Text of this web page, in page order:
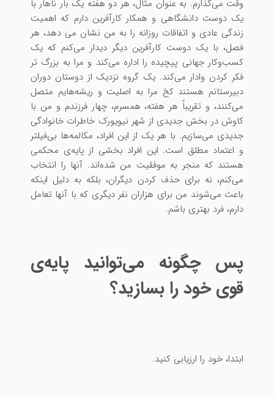
وقت می‌گذارم. به عنوان مثال، هر دو هفته یک بار ناهار با
یک دوست دانشگاهی و همکار کارآفرین دارم که اهمیت
زندگی عادی و اتفاقات روزانه را به من نشان می دهد، هر
فصل، با یک دوست کارآفرین دیگر دیدار می‌کنم که یک
کسب‌وکار جهانی پیچیده را اداره می‌کند و مرا به بزرگ تر
فکر کردن وادار می‌کند. یک گروه نزدیک از دوستان دوران
دبیرستانم هستند کخ مرا به اصلیت و ریشه‌هایم متصل
می‌کنند، و تقریباً هر هفته، همسرم، چهار فرزندم و من با
کاوش در بخش جدیدی از شهر نیویورک خاطرات خانوادگی‌
جدیدی می‌سازیم. با هر یک از این افراد، مکالمه‌ها بی‌فیلتر
و اعتماد مطلق است. این افراد بخشی از پایه‌ی محکمی
هستند که منجر به موفقیت من شده‌اند. آنها را انتخاب
می‌کنم، نه برای حذف کردن دیگران، بلکه به دلیل اینکه
باعث می‌شوند من برای هزاران نفر دیگری که با آنها تعامل
دارم، فرد بهتری باشم.
پس چگونه می‌توانید پایه‌ی
قوی خود را بسازید؟
ابتدا، خود را ارزیابی کنید.